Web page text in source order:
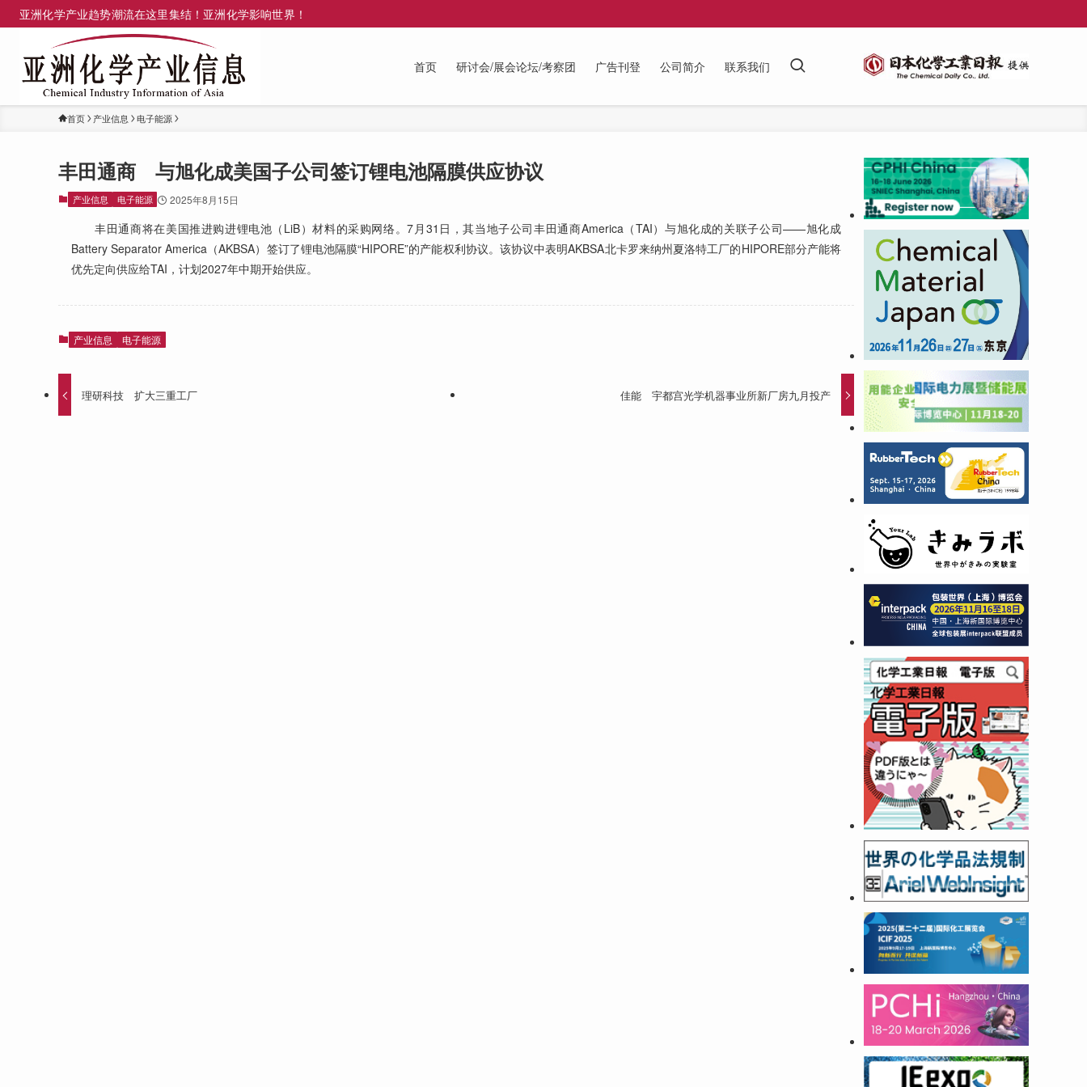
亚洲化学产业趋势潮流在这里集结！亚洲化学影响世界！
首页 研讨会/展会论坛/考察团 广告刊登 公司简介 联系我们
首页 产业信息 电子能源
丰田通商 与旭化成美国子公司签订锂电池隔膜供应协议
产业信息 电子能源 2025年8月15日
丰田通商将在美国推进购进锂电池（LiB）材料的采购网络。7月31日，其当地子公司丰田通商America（TAI）与旭化成的关联子公司——旭化成
Battery Separator America（AKBSA）签订了锂电池隔膜“HIPORE”的产能权利协议。该协议中表明AKBSA北卡罗来纳州夏洛特工厂的HIPORE部分产能将
优先定向供应给TAI，计划2027年中期开始供应。
产业信息 电子能源
理研科技 扩大三重工厂 佳能 宇都宫光学机器事业所新厂房九月投产